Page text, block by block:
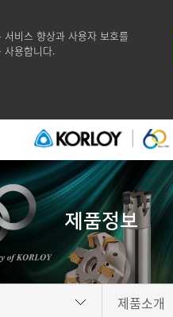
서비스 향상과 사용자 보호를
사용합니다.
제품정보
제품소개